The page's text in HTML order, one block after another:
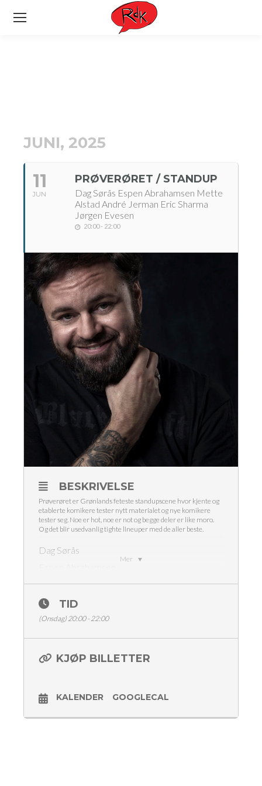
JUNI, 2025
11
JUN
PRØVERØRET / STANDUP
Dag Sørås Espen Abrahamsen Mette
Alstad André Jerman Eric Sharma
Jørgen Evesen
20:00 - 22:00
Mer
BESKRIVELSE
Prøverøret er Grønlands feteste standupscene hvor kjente og
etablerte komikere tester nytt materialet og nye komikere
tester seg. Noe er hot, noe er not og begge deler er like moro.
Og det blir usedvanlig tighte lineuper med de aller beste.
Dag Sørås
Mette Alstad
André Jerman
Eric Sharma
Jørgen Evesen
Inngang 170,- (ink. avgift)
Aldersgrense 18 år
Med forbehold om endringer i programmet
TID
(Onsdag) 20:00 - 22:00
KJØP BILLETTER
KALENDER GOOGLECAL